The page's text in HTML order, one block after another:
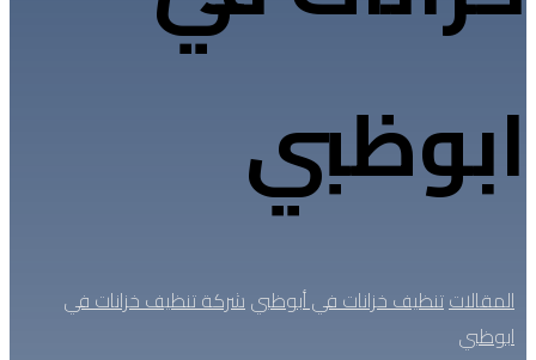
ابوظبي
المقالاتتنظيف خزانات في أبوظبيشركة تنظيف خزانات في
ابوظبي